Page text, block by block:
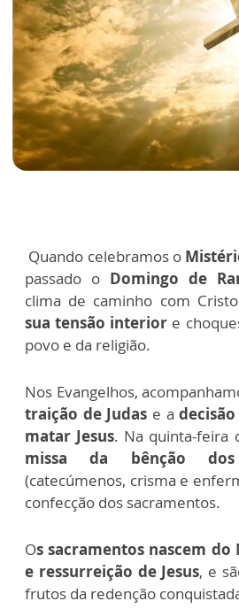
Quando celebramos o
passado o Domingo de
clima de caminho com
sua tensão interior e
povo e da religião.
Nos Evangelhos,
traição de Judas e a
matar Jesus. Na quinta-feira
missa da bênção
(catecúmenos, crisma e
confecção dos sacramentos.
Os sacramentos nascem
e ressurreição de Jesus, e
frutos da redenção